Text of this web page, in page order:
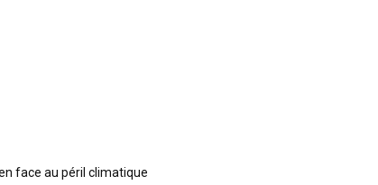
face au péril climatique